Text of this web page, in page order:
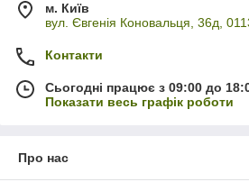
м. Київ
вул. Євгенія Коновальця, 36д,
Контакти
Сьогодні працює з 09:00 до
Показати весь графік роботи
Про нас